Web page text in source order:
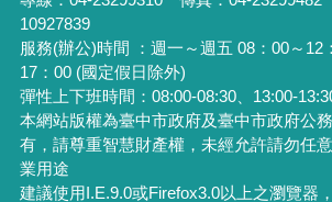
10927839
服務(辦公)時間 ：週一～週五 08：00～12
17：00 (國定假日除外)
彈性上下班時間：08:00-08:30、13:00-
本網站版權為臺中市政府及臺中市政府公
有，請尊重智慧財產權，未經允許請勿任
業用途
建議使用I.E.9.0或Firefox3.0以上之瀏覽器